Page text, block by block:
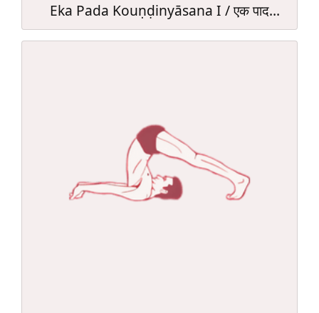
Eka Pada Kouṇḍinyāsana I / एक पाद
कौण्डिन्यासन I